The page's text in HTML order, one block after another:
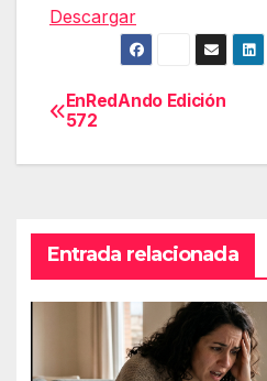
Descargar
Navegación
de
EnRedAndo Edición
572
Entrada relacionada